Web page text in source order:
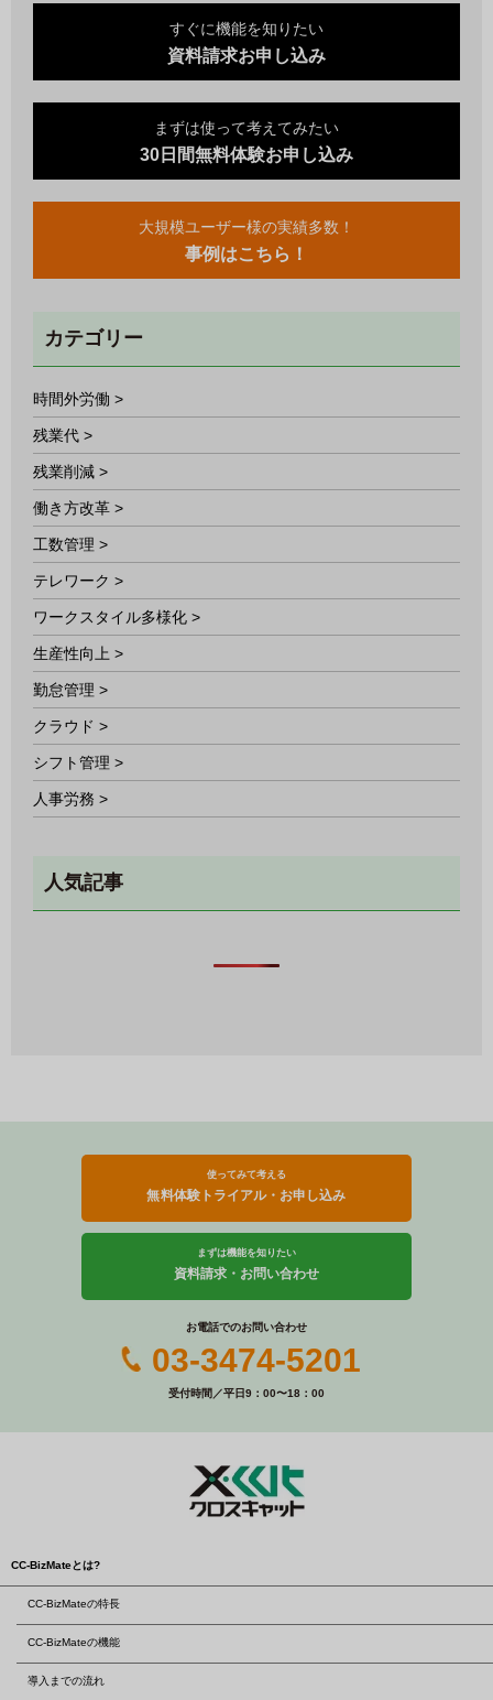
すぐに機能を知りたい
資料請求お申し込み
まずは使って考えてみたい
30日間無料体験お申し込み
大規模ユーザー様の実績多数！
事例はこちら！
カテゴリー
時間外労働 >
残業代 >
残業削減 >
働き方改革 >
工数管理 >
テレワーク >
ワークスタイル多様化 >
生産性向上 >
勤怠管理 >
クラウド >
シフト管理 >
人事労務 >
人気記事
使ってみて考える
無料体験トライアル・お申し込み
まずは機能を知りたい
資料請求・お問い合わせ
お電話でのお問い合わせ
03-3474-5201
受付時間／平日9：00〜18：00
CC-BizMateとは?
CC-BizMateの特長
CC-BizMateの機能
導入までの流れ